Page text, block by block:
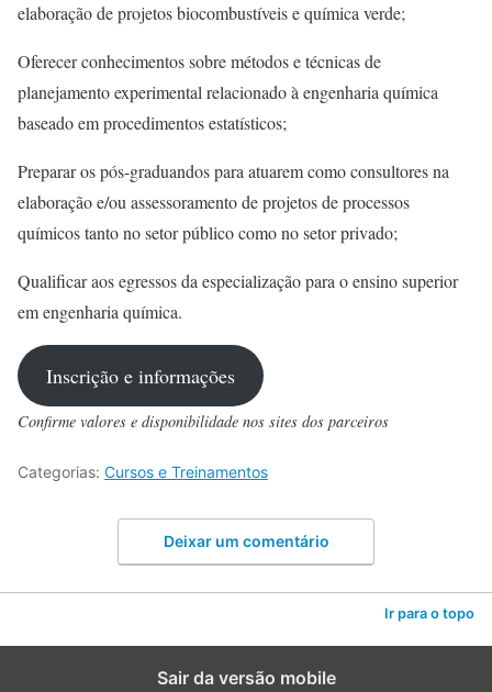
elaboração de projetos biocombustíveis e química verde;
Oferecer conhecimentos sobre métodos e técnicas de
planejamento experimental relacionado à engenharia química
baseado em procedimentos estatísticos;
Preparar os pós-graduandos para atuarem como consultores na
elaboração e/ou assessoramento de projetos de processos
químicos tanto no setor público como no setor privado;
Qualificar aos egressos da especialização para o ensino superior
em engenharia química.
Inscrição e informações
Confirme valores e disponibilidade nos sites dos parceiros
Categorias: Cursos e Treinamentos
Deixar um comentário
Ir para o topo
Sair da versão mobile